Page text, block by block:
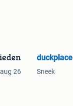
26
duckplace
Sneek